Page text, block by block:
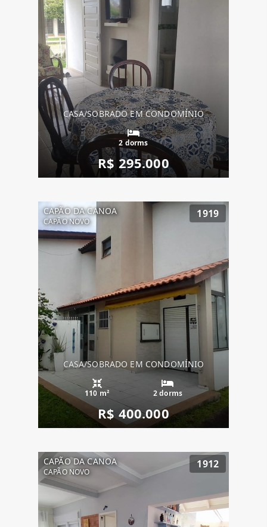
CASA/SOBRADO EM CONDOMÍNIO
2 dorms
R$ 295.000
CAPÃO DA CANOA
CAPÃO NOVO
1919
CASA/SOBRADO EM CONDOMÍNIO
110 m² 2 dorms
R$ 400.000
CAPÃO DA CANOA
CAPÃO NOVO
1912